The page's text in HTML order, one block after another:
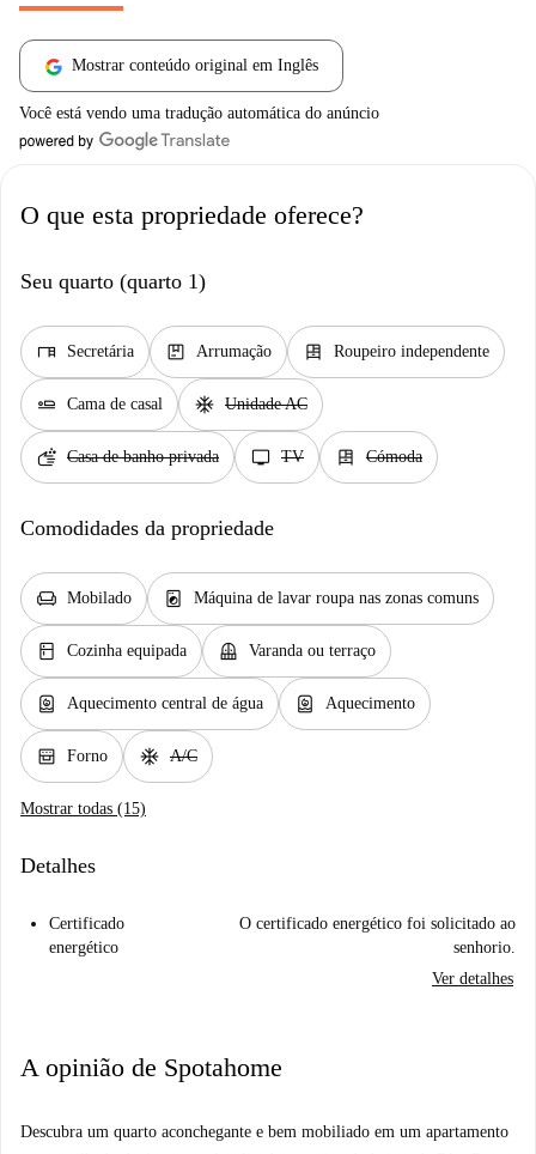
Mostrar conteúdo original em Inglês
Você está vendo uma tradução automática do anúncio
O que esta propriedade oferece?
Seu quarto (quarto 1)
desk Secretária package Arrumação dresser Roupeiro independente
airline_seat_flat Cama de casal ac_unit Unidade AC
soap Casa de banho privada tv TV dresser Cómoda
Comodidades da propriedade
chair Mobilado local_laundry_service Máquina de lavar roupa nas zonas comuns
kitchen Cozinha equipada balcony Varanda ou terraço
water_heater Aquecimento central de água water_heater Aquecimento
oven_gen Forno ac_unit A/C
Mostrar todas (15)
Detalhes
Certificado
energético
O certificado energético foi solicitado ao
senhorio.
Ver detalhes
A opinião de Spotahome
Descubra um quarto aconchegante e bem mobiliado em um apartamento